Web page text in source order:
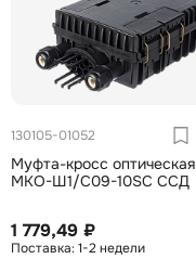
130105-01052
Муфта-кросс оптическая
МКО-Ш1/С09-10SC ССД
1 779,49 ₽
1-2 недели